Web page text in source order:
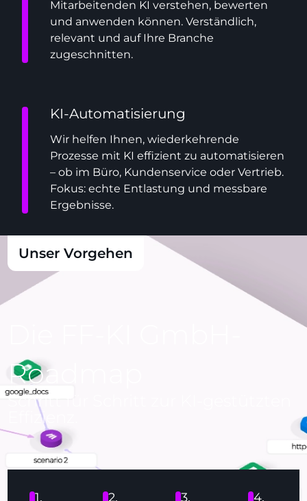
Mitarbeitenden KI verstehen, bewerten
und anwenden können. Verständlich,
relevant und auf Ihre Branche
zugeschnitten.
KI-Automatisierung
Wir helfen Ihnen, wiederkehrende
Prozesse mit KI effizient zu automatisieren
– ob im Büro, Kundenservice oder Vertrieb.
Fokus: echte Entlastung und messbare
Ergebnisse.
Unser Vorgehen
Roadmap
Schritt für Schritt zur KI-gestützten
Effizienz.
1. 2. 3. 4.